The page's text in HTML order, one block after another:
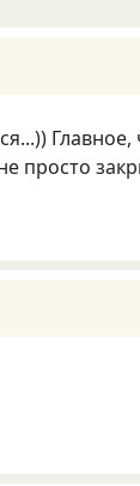
Главное,
просто